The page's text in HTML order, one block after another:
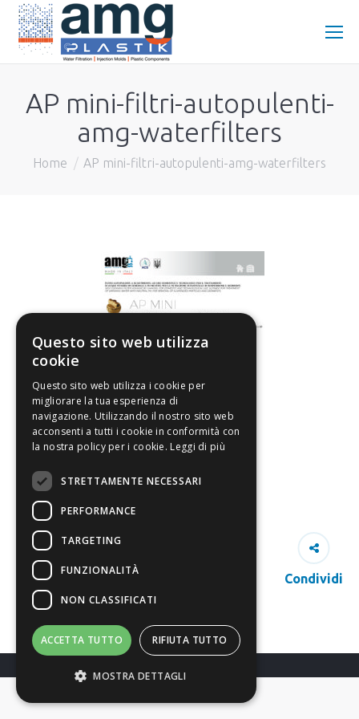
AP mini-filtri-autopulenti-
amg-waterfilters
You are here:
Home AP mini-filtri-autopulenti-amg-waterfilters
Condividi
Questo sito web utilizza
cookie
Questo sito web utilizza i cookie per
migliorare la tua esperienza di
navigazione. Utilizzando il nostro sito web
acconsenti a tutti i cookie in conformità con
la nostra policy per i cookie. Leggi di più
STRETTAMENTE NECESSARI
PERFORMANCE
TARGETING
FUNZIONALITÀ
NON CLASSIFICATI
ACCETTA TUTTO RIFIUTA TUTTO
MOSTRA DETTAGLI